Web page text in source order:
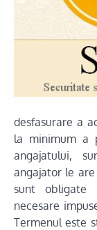
desfasurare a
la minimum a
angajatului,
angajator le
sunt obligate
necesare
Termenul este